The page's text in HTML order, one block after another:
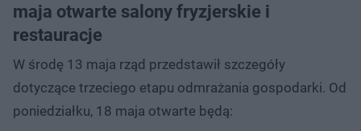
maja otwarte salony fryzjerskie i
restauracje
W środę 13 maja rząd przedstawił szczegóły
dotyczące trzeciego etapu odmrażania gospodarki. Od
poniedziałku, 18 maja otwarte będą: